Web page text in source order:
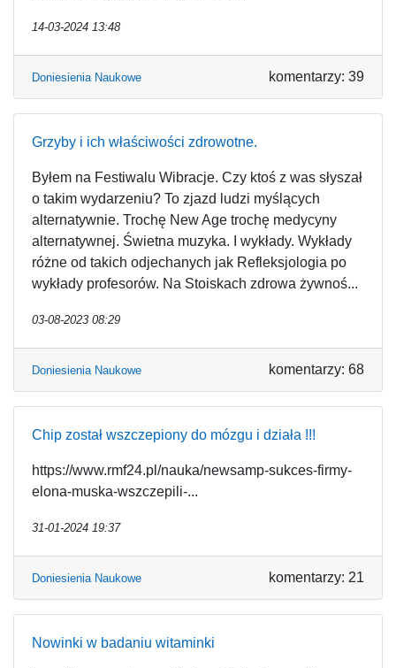
14-03-2024 13:48
Doniesienia Naukowe komentarzy: 39
Grzyby i ich właściwości zdrowotne.
Byłem na Festiwalu Wibracje. Czy ktoś z was słyszał
o takim wydarzeniu? To zjazd ludzi myślących
alternatywnie. Trochę New Age trochę medycyny
alternatywnej. Świetna muzyka. I wykłady. Wykłady
różne od takich odjechanych jak Refleksjologia po
wykłady profesorów. Na Stoiskach zdrowa żywnoś...
03-08-2023 08:29
Doniesienia Naukowe komentarzy: 68
Chip został wszczepiony do mózgu i działa !!!
https://www.rmf24.pl/nauka/newsamp-sukces-firmy-
elona-muska-wszczepili-...
31-01-2024 19:37
Doniesienia Naukowe komentarzy: 21
Nowinki w badaniu witaminki